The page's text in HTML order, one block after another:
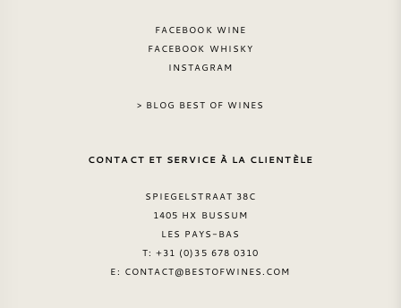
FACEBOOK WINE
FACEBOOK WHISKY
INSTAGRAM
> BLOG BEST OF WINES
CONTACT ET SERVICE À LA CLIENTÈLE
SPIEGELSTRAAT 38C
1405 HX BUSSUM
LES PAYS-BAS
T: +31 (0)35 678 0310
E: CONTACT@BESTOFWINES.COM